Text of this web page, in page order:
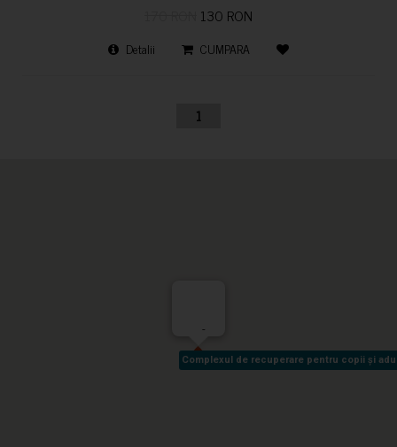
130 RON
Detalii CUMPARA
1
Complexul de recuperare pentru copii și
Complexul de recuperare pentru copii și
-